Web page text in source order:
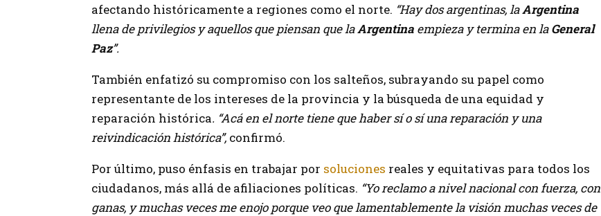
afectando históricamente a regiones como el norte. “Hay dos argentinas, laArgentina
llena de privilegios y aquellos que piensan que laArgentina empieza y termina en laGeneral
Paz”.
También enfatizó su compromiso con los salteños, subrayando su papel como
representante de los intereses de la provincia y la búsqueda de una equidad y
reparación histórica. “Acá en el norte tiene que haber sí o sí una reparación y una
reivindicación histórica”, confirmó.
Por último, puso énfasis en trabajar por soluciones reales y equitativas para todos los
ciudadanos, más allá de afiliaciones políticas. “Yo reclamo a nivel nacional con fuerza, con
ganas, y muchas veces me enojo porque veo que lamentablemente la visión muchas veces de